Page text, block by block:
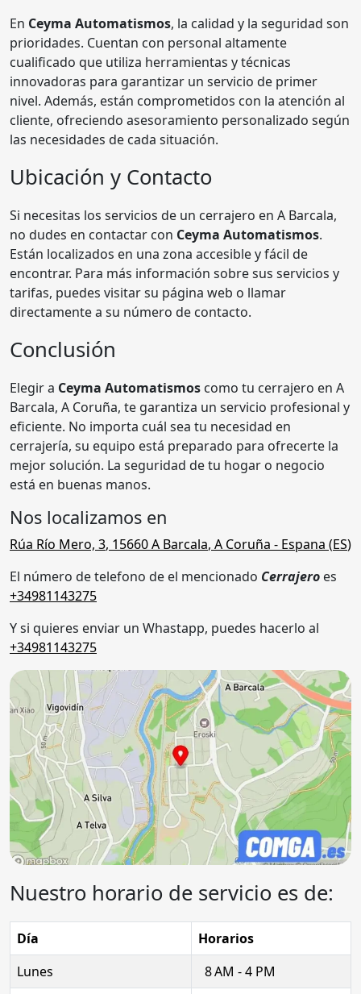
En Ceyma Automatismos, la calidad y la seguridad son
prioridades. Cuentan con personal altamente
cualificado que utiliza herramientas y técnicas
innovadoras para garantizar un servicio de primer
nivel. Además, están comprometidos con la atención al
cliente, ofreciendo asesoramiento personalizado según
las necesidades de cada situación.
Ubicación y Contacto
Si necesitas los servicios de un cerrajero en A Barcala,
no dudes en contactar con Ceyma Automatismos.
Están localizados en una zona accesible y fácil de
encontrar. Para más información sobre sus servicios y
tarifas, puedes visitar su página web o llamar
directamente a su número de contacto.
Conclusión
Elegir a Ceyma Automatismos como tu cerrajero en A
Barcala, A Coruña, te garantiza un servicio profesional y
eficiente. No importa cuál sea tu necesidad en
cerrajería, su equipo está preparado para ofrecerte la
mejor solución. La seguridad de tu hogar o negocio
está en buenas manos.
Nos localizamos en
Rúa Río Mero, 3, 15660A Barcala, A Coruña - Espana (ES)
El número de telefono de el mencionado Cerrajero es
+34981143275
Y si quieres enviar un Whastapp, puedes hacerlo al
+34981143275
Nuestro horario de servicio es de:
Día
Horarios
Lunes
8 AM - 4 PM